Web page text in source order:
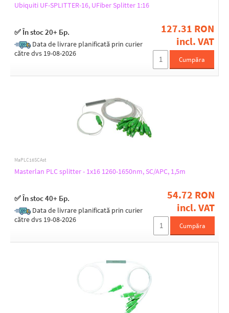
Ubiquiti UF-SPLITTER-16, UFiber Splitter 1:16
✅ În stoc 20+ Бр.
Data de livrare planificată prin curier
către dvs 19-08-2026
127.31 RON
incl. VAT
Cumpăra
MaPLC16SCAst
Masterlan PLC splitter - 1x16 1260-1650nm, SC/APC, 1,5m
✅ În stoc 40+ Бр.
Data de livrare planificată prin curier
către dvs 19-08-2026
54.72 RON
incl. VAT
Cumpăra